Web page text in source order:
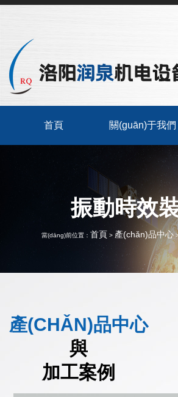
首頁 關(guān)于我們
振動時效
當(dāng)前位置： 首頁 > 產(chǎn)品中心
產(CHǍN)品中心
與
加工案例